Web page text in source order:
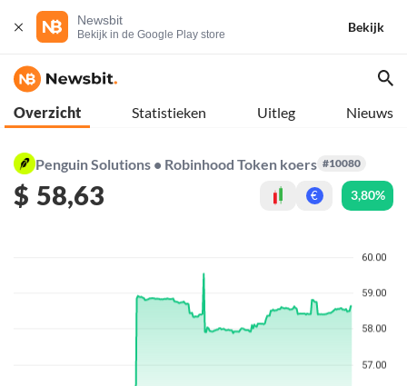
Newsbit
Bekijk in de Google Play store
Bekijk
Overzicht Statistieken Uitleg Nieuws
Penguin Solutions • Robinhood Token koers #10080
$ 58,63 € 3,80%